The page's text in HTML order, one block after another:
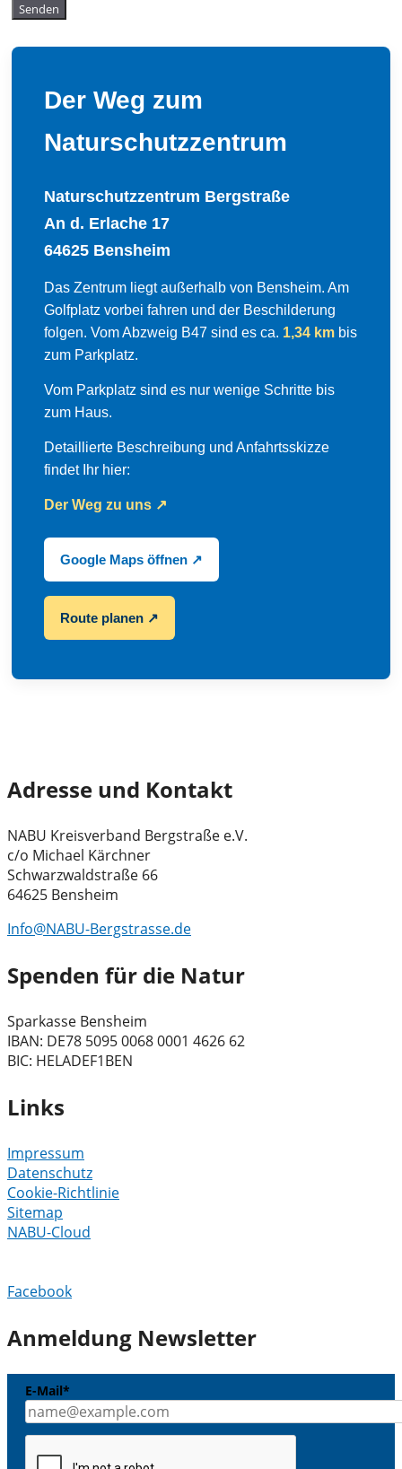
Senden
Der Weg zum
Naturschutzzentrum
Naturschutzzentrum Bergstraße
An d. Erlache 17
64625 Bensheim
Das Zentrum liegt außerhalb von Bensheim. Am
Golfplatz vorbei fahren und der Beschilderung
folgen. Vom Abzweig B47 sind es ca. 1,34 km bis
zum Parkplatz.
Vom Parkplatz sind es nur wenige Schritte bis
zum Haus.
Detaillierte Beschreibung und Anfahrtsskizze
findet Ihr hier:
Der Weg zu uns ↗
Google Maps öffnen ↗
Route planen ↗
Adresse und Kontakt
NABU Kreisverband Bergstraße e.V.
c/o Michael Kärchner
Schwarzwaldstraße 66
64625 Bensheim
Info@NABU-Bergstrasse.de
Spenden für die Natur
Sparkasse Bensheim
IBAN: DE78 5095 0068 0001 4626 62
BIC: HELADEF1BEN
Links
Impressum
Datenschutz
Cookie-Richtlinie
Sitemap
NABU-Cloud
Facebook
Anmeldung Newsletter
E-Mail*